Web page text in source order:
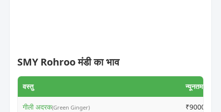
SMY Rohroo मंडी का भाव
वस्तु न्यूनतम मूल्य
गीली अदरक(Green Ginger) ₹9000